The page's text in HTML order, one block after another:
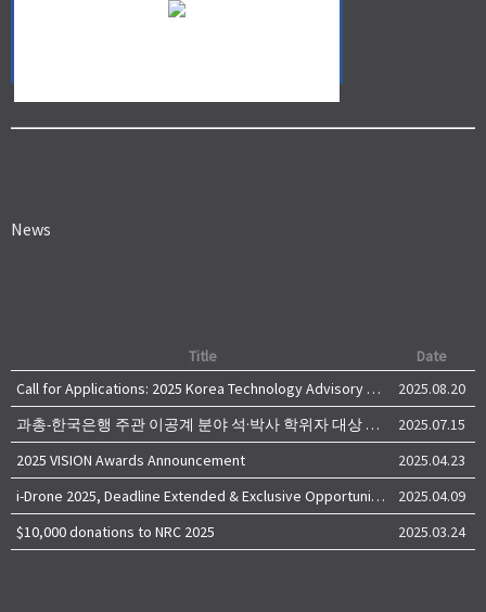
News
Title
Date
Call for Applications: 2025 Korea Technology Advisory Group (K-TAG)
2025.08.20
과총-한국은행 주관 이공계 분야 석·박사 학위자 대상 서베이
2025.07.15
2025 VISION Awards Announcement
2025.04.23
i-Drone 2025, Deadline Extended & Exclusive Opportunity to Travel to Korea!
2025.04.09
$10,000 donations to NRC 2025
2025.03.24